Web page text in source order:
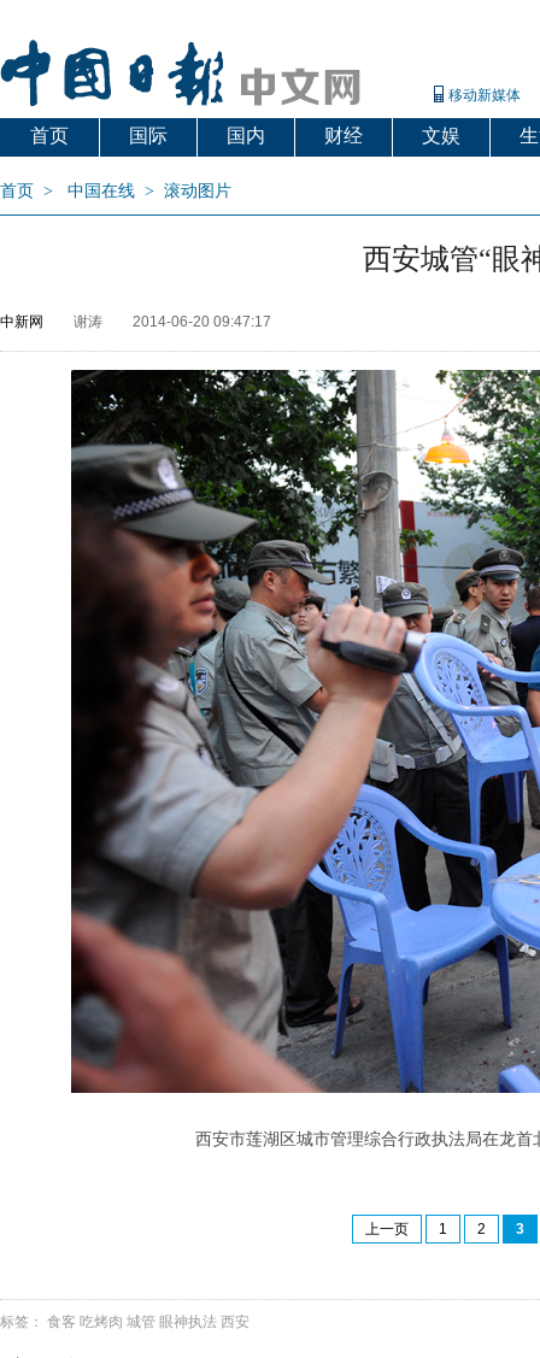
移动新媒体
首页 国际 国内 财经 文娱
首页 > 中国在线 > 滚动图片
西安城管“眼
中新网 谢涛 2014-06-20 09:47:17
西安市莲湖区城市管理综合行政执法局在龙
上一页 1 2 3
标签： 食客 吃烤肉 城管 眼神执法 西安